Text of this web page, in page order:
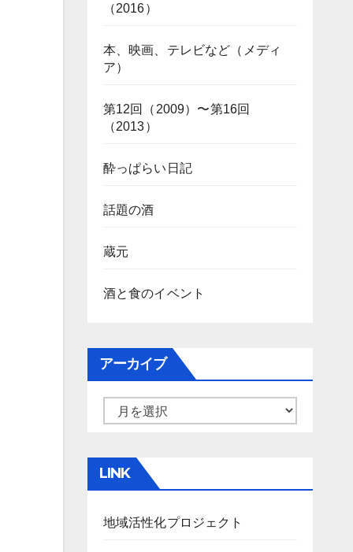
（2016）
本、映画、テレビなど（メディ
ア）
第12回（2009）〜第16回
（2013）
酔っぱらい日記
話題の酒
蔵元
酒と食のイベント
アーカイブ
カ
イ
LINK
地域活性化プロジェクト